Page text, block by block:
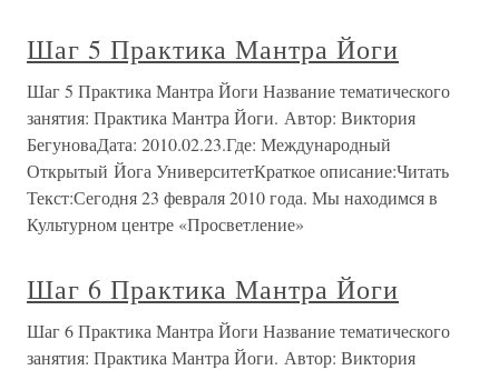
Шаг 5 Практика Мантра Йоги
Шаг 5 Практика Мантра Йоги Название тематического
занятия: Практика Мантра Йоги. Автор: Виктория
БегуноваДата: 2010.02.23.Где: Международный
Открытый Йога УниверситетКраткое описание:Читать
Текст:Сегодня 23 февраля 2010 года. Мы находимся в
Культурном центре «Просветление»
Шаг 6 Практика Мантра Йоги
Шаг 6 Практика Мантра Йоги Название тематического
занятия: Практика Мантра Йоги. Автор: Виктория